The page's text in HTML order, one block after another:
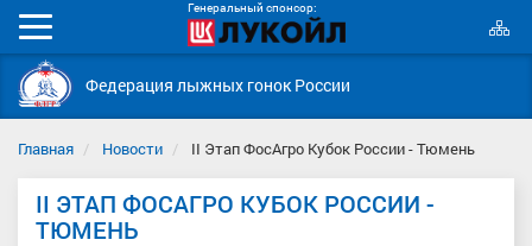
Генеральный спонсор:
Мобильное
меню
Федерация лыжных гонок России
Главная Новости II Этап ФосАгро Кубок России - Тюмень
II ЭТАП ФОСАГРО КУБОК РОССИИ -
ТЮМЕНЬ